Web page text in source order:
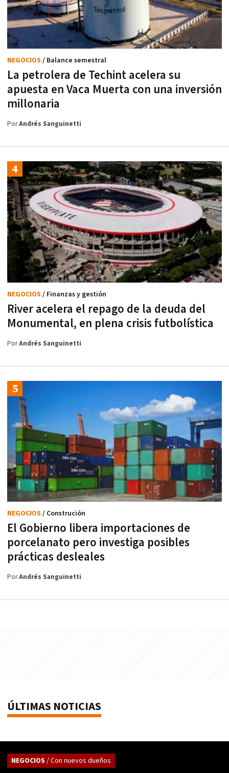
La petrolera de Techint acelera su
apuesta en Vaca Muerta con una inversión
millonaria
NEGOCIOS / Balance semestral
PorAndrés Sanguinetti
River acelera el repago de la deuda del
Monumental, en plena crisis futbolística
NEGOCIOS / Finanzas y gestión
PorAndrés Sanguinetti
El Gobierno libera importaciones de
porcelanato pero investiga posibles
prácticas desleales
NEGOCIOS / Construción
PorAndrés Sanguinetti
ÚLTIMAS NOTICIAS
NEGOCIOS / Con nuevos dueños